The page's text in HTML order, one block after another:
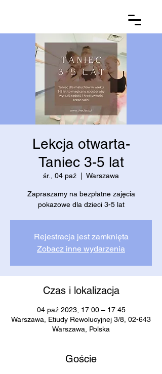
Lekcja otwarta-
Taniec 3-5 lat
śr., 04 paź Warszawa
Zapraszamy na bezpłatne zajęcia
pokazowe dla dzieci 3-5 lat
Rejestracja jest zamknięta
Zobacz inne wydarzenia
Czas i lokalizacja
04 paź 2023, 17:00 – 17:45
Warszawa, Etiudy Rewolucyjnej 3/8, 02-643
Warszawa, Polska
Goście